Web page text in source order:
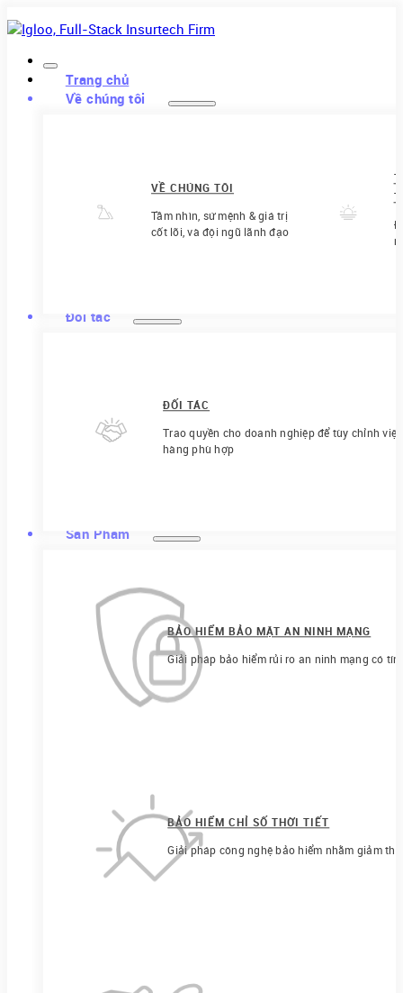
Trang chủ
Về chúng tôi
VỀ CHÚNG TÔI
Tầm nhìn, sứ mệnh & giá trị
cốt lõi, và đội ngũ lãnh đạo
Đối tác
ĐỐI TÁC
Trao quyền cho doanh nghiệp để tùy chỉnh
hàng phù hợp
Sản Phẩm
BẢO HIỂM BẢO MẬT AN NINH MẠNG
Giải pháp bảo hiểm rủi ro an ninh mạng có
BẢO HIỂM CHỈ SỐ THỜI TIẾT
Giải pháp công nghệ bảo hiểm nhằm giảm